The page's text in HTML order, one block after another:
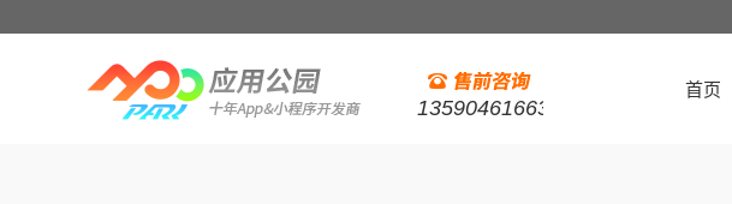
13590461663
首页